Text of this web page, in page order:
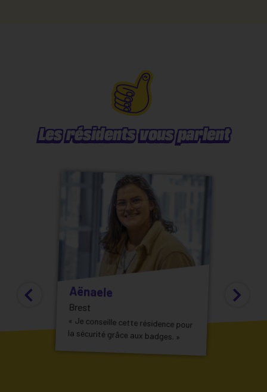
Les résidents vous parlent
Aënaele
Brest
« Je conseille cette résidence pour
la sécurité grâce aux badges. »